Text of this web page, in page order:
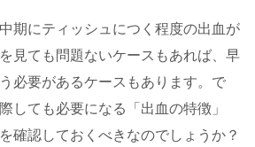
期にティッシュにつく程度の出血が
見ても問題ないケースもあれば、早
必要があるケースもあります。で
しても必要になる「出血の特徴」
確認しておくべきなのでしょうか？